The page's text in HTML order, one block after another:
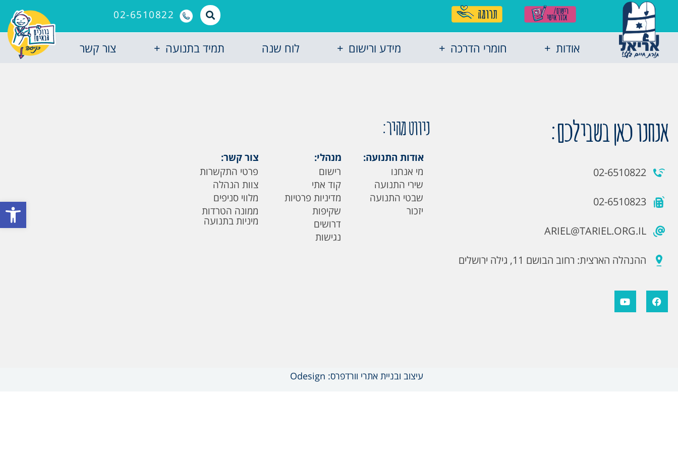
פתח
02-6510822
אודות חומרי הדרכה מידע ורישום לוח שנה תמיד בתנועה צור קשר
אנחנו כאן בשבילכם:
02-6510822
02-6510823
ARIEL@TARIEL.ORG.IL
ההנהלה הארצית: רחוב הבושם 11, גילה ירושלים
ניווט מהיר:
אודות התנועה:
מי אנחנו
שירי התנועה
שבטי התנועה
יזכור
מנהלי:
רישום
קוד אתי
מדיניות פרטיות
שקיפות
דרושים
נגישות
צור קשר:
פרטי התקשרות
צוות הנהלה
מלווי סניפים
ממונה הטרדות
מיניות בתנועה
עיצוב ובניית אתרי וורדפרס: Odesign